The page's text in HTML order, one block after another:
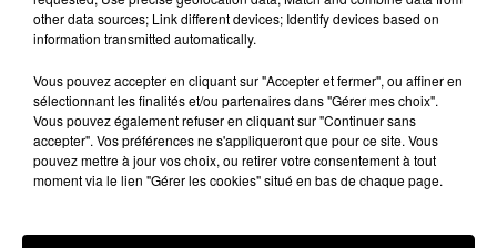
Paty, bibliothèque Abbé-Grégoire de Blois (Loir-et-
Cher) : « Soyez maudits ! » Les malédictions
déposées...
other data sources; Link different devices; Identify devices based on
information transmitted automatically.
Vous pouvez accepter en cliquant sur "Accepter et fermer", ou affiner en
sélectionnant les finalités et/ou partenaires dans "Gérer mes choix".
Vous pouvez également refuser en cliquant sur "Continuer sans
accepter". Vos préférences ne s'appliqueront que pour ce site. Vous
pouvez mettre à jour vos choix, ou retirer votre consentement à tout
moment via le lien "Gérer les cookies" situé en bas de chaque page.